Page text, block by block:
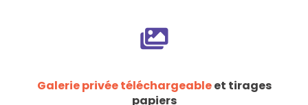
Galerie privée téléchargeableet tirages
papiers